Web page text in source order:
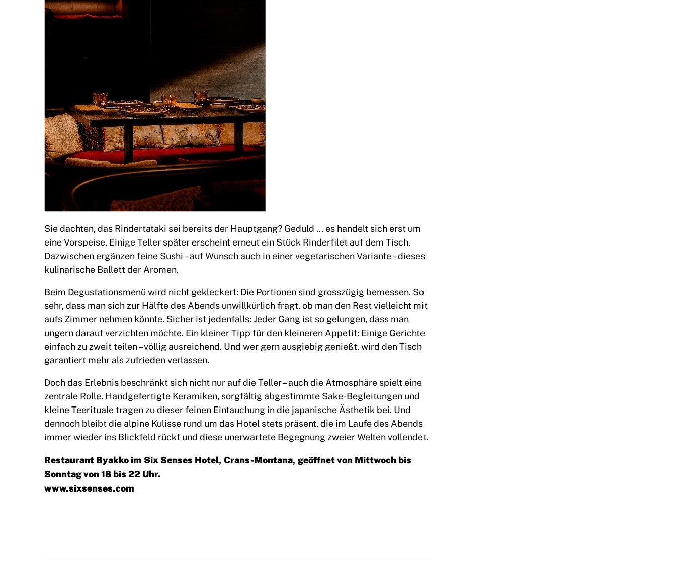
Sie dachten, das Rindertataki sei bereits der Hauptgang? Geduld … es handelt sich erst um
eine Vorspeise. Einige Teller später erscheint erneut ein Stück Rinderfilet auf dem Tisch.
Dazwischen ergänzen feine Sushi – auf Wunsch auch in einer vegetarischen Variante – dieses
kulinarische Ballett der Aromen.
Beim Degustationsmenü wird nicht gekleckert: Die Portionen sind grosszügig bemessen. So
sehr, dass man sich zur Hälfte des Abends unwillkürlich fragt, ob man den Rest vielleicht mit
aufs Zimmer nehmen könnte. Sicher ist jedenfalls: Jeder Gang ist so gelungen, dass man
ungern darauf verzichten möchte. Ein kleiner Tipp für den kleineren Appetit: Einige Gerichte
einfach zu zweit teilen – völlig ausreichend. Und wer gern ausgiebig genießt, wird den Tisch
garantiert mehr als zufrieden verlassen.
Doch das Erlebnis beschränkt sich nicht nur auf die Teller – auch die Atmosphäre spielt eine
zentrale Rolle. Handgefertigte Keramiken, sorgfältig abgestimmte Sake-Begleitungen und
kleine Teerituale tragen zu dieser feinen Eintauchung in die japanische Ästhetik bei. Und
dennoch bleibt die alpine Kulisse rund um das Hotel stets präsent, die im Laufe des Abends
immer wieder ins Blickfeld rückt und diese unerwartete Begegnung zweier Welten vollendet.
Restaurant Byakko im Six Senses Hotel, Crans-Montana, geöffnet von Mittwoch bis
Sonntag von 18 bis 22 Uhr.
www.sixsenses.com